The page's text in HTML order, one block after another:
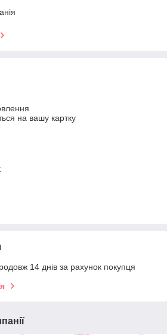
на вашу картку
14 днів за рахунок покупця